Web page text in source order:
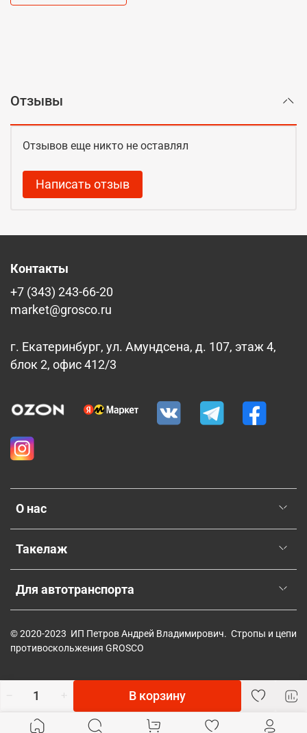
В корзину
Отзывы
Отзывов еще никто не оставлял
Написать отзыв
О нас
Такелаж
Для автотранспорта
Контакты
+7 (343) 243-66-20
market@grosco.ru
г. Екатеринбург, ул. Амундсена, д. 107, этаж 4,
блок 2, офис 412/3
© 2020-2023 ИП Петров Андрей Владимирович. Стропы и цепи
противоскольжения GROSCO